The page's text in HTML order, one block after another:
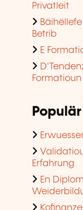
Privatleit
Betrib
E
Erfahrung
En